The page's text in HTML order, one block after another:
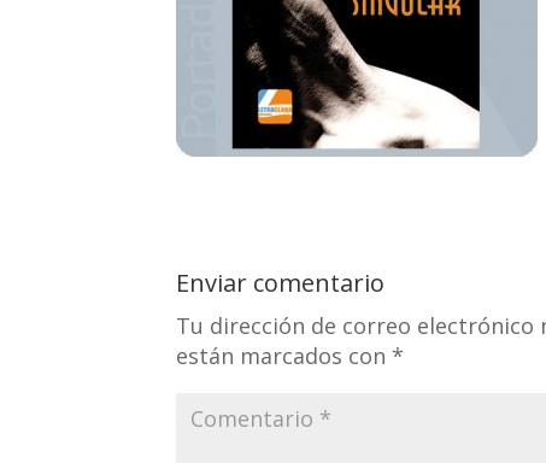
Enviar comentario
Tu dirección de correo electrónico
están marcados con *